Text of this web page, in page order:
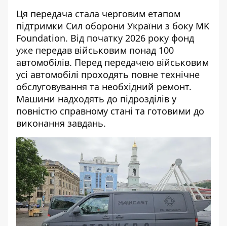
Ця передача стала черговим етапом
підтримки Сил оборони України з боку MK
Foundation. Від початку 2026 року фонд
уже передав військовим понад 100
автомобілів. Перед передачею військовим
усі автомобілі проходять повне технічне
обслуговування та необхідний ремонт.
Машини надходять до підрозділів у
повністю справному стані та готовими до
виконання завдань.